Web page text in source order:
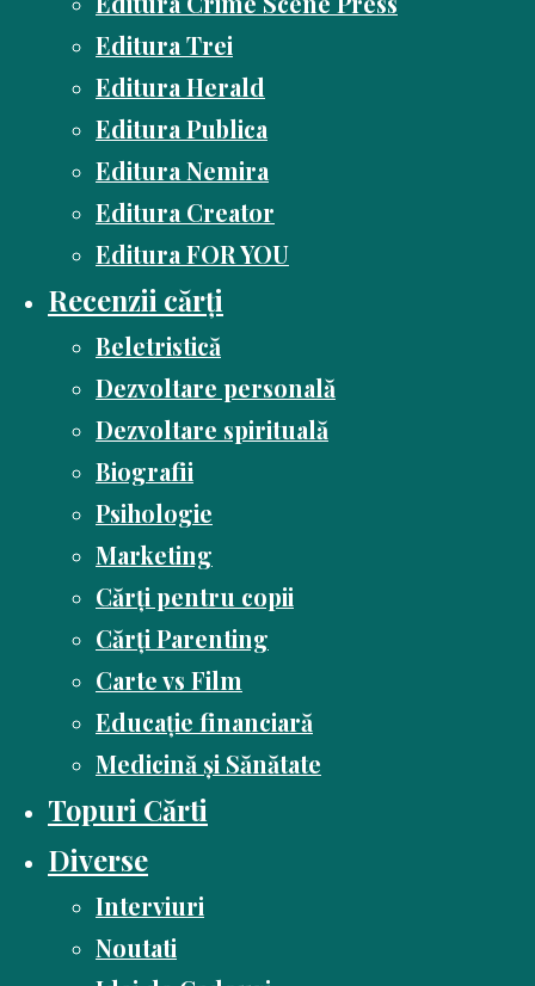
Editura Trei
Editura Herald
Editura Publica
Editura Nemira
Editura Creator
Editura FOR YOU
Recenzii cărți
Beletristică
Dezvoltare personală
Dezvoltare spirituală
Biografii
Psihologie
Marketing
Cărți pentru copii
Cărți Parenting
Carte vs Film
Educație financiară
Medicină și Sănătate
Topuri Cărti
Diverse
Interviuri
Noutati